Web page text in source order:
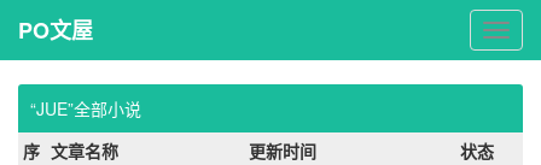
PO
文
屋
PO文屋
“JUE”全部小说
序 文章名称 更新时间 状态